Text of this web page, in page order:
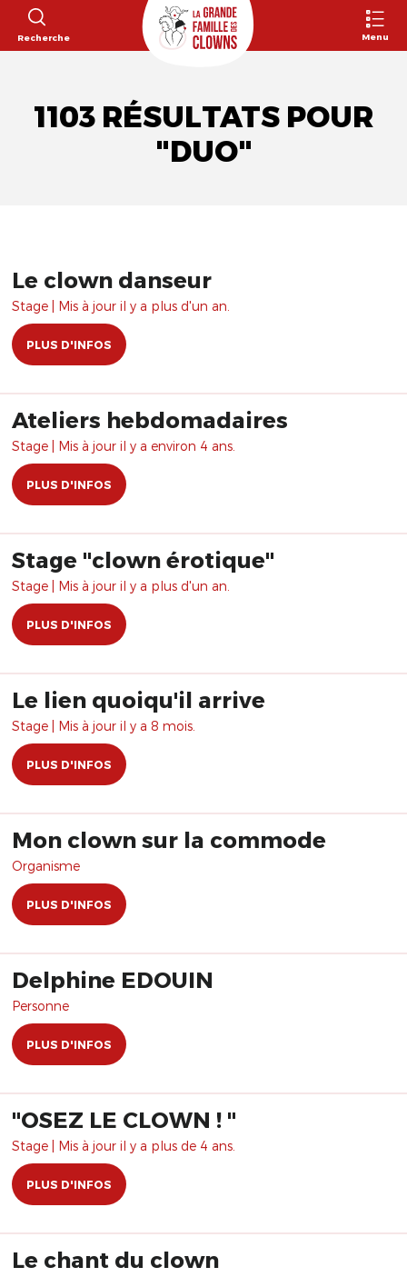
Recherche Menu
1103 RÉSULTATS POUR
"DUO"
Le clown danseur
Stage | Mis à jour il y a plus d'un an.
PLUS D'INFOS
Ateliers hebdomadaires
Stage | Mis à jour il y a environ 4 ans.
PLUS D'INFOS
Stage "clown érotique"
Stage | Mis à jour il y a plus d'un an.
PLUS D'INFOS
Le lien quoiqu'il arrive
Stage | Mis à jour il y a 8 mois.
PLUS D'INFOS
Mon clown sur la commode
Organisme
PLUS D'INFOS
Delphine EDOUIN
Personne
PLUS D'INFOS
"OSEZ LE CLOWN ! "
Stage | Mis à jour il y a plus de 4 ans.
PLUS D'INFOS
Le chant du clown